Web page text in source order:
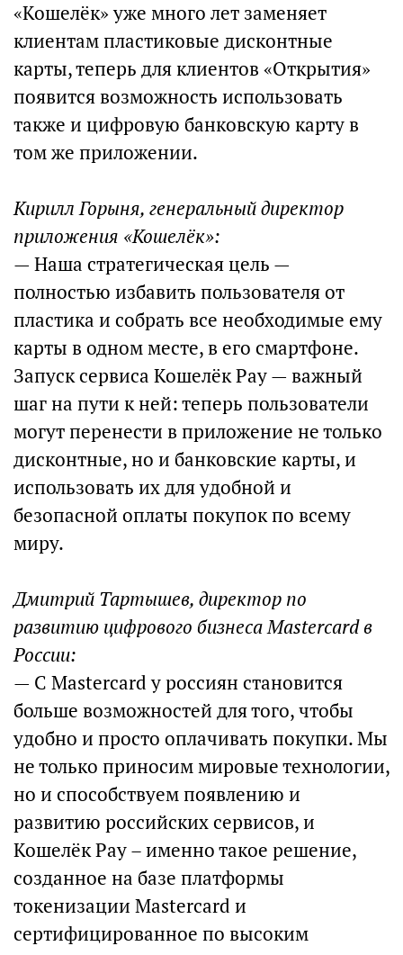
«Кошелёк» уже много лет заменяет
клиентам пластиковые дисконтные
карты, теперь для клиентов «Открытия»
появится возможность использовать
также и цифровую банковскую карту в
том же приложении.
Кирилл Горыня, генеральный директор
приложения «Кошелёк»:
— Наша стратегическая цель —
полностью избавить пользователя от
пластика и собрать все необходимые ему
карты в одном месте, в его смартфоне.
Запуск сервиса Кошелёк Pay — важный
шаг на пути к ней: теперь пользователи
могут перенести в приложение не только
дисконтные, но и банковские карты, и
использовать их для удобной и
безопасной оплаты покупок по всему
миру.
Дмитрий Тартышев, директор по
развитию цифрового бизнеса Mastercard в
России:
— С Mastercard у россиян становится
больше возможностей для того, чтобы
удобно и просто оплачивать покупки. Мы
не только приносим мировые технологии,
но и способствуем появлению и
развитию российских сервисов, и
Кошелёк Pay – именно такое решение,
созданное на базе платформы
токенизации Mastercard и
сертифицированное по высоким